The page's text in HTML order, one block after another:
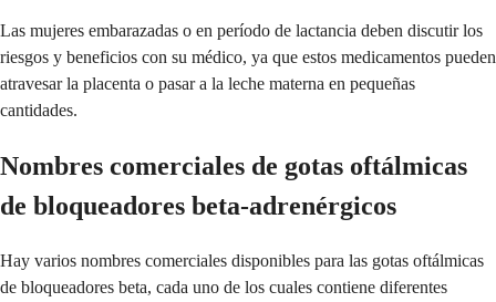
Las mujeres embarazadas o en período de lactancia deben discutir los
riesgos y beneficios con su médico, ya que estos medicamentos pueden
atravesar la placenta o pasar a la leche materna en pequeñas
cantidades.
Nombres comerciales de gotas oftálmicas
de bloqueadores beta-adrenérgicos
Hay varios nombres comerciales disponibles para las gotas oftálmicas
de bloqueadores beta, cada uno de los cuales contiene diferentes